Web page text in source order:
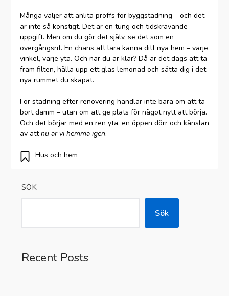
Många väljer att anlita proffs för byggstädning – och det
är inte så konstigt. Det är en tung och tidskrävande
uppgift. Men om du gör det själv, se det som en
övergångsrit. En chans att lära känna ditt nya hem – varje
vinkel, varje yta. Och när du är klar? Då är det dags att ta
fram filten, hälla upp ett glas lemonad och sätta dig i det
nya rummet du skapat.
För städning efter renovering handlar inte bara om att ta
bort damm – utan om att ge plats för något nytt att börja.
Och det börjar med en ren yta, en öppen dörr och känslan
av attnu är vi hemma igen.
Hus och hem
SÖK
Sök
Recent Posts